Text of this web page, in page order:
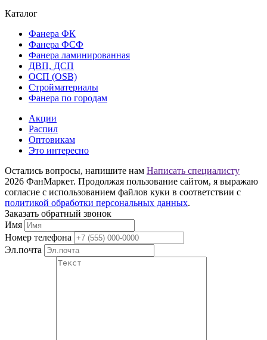
Каталог
Фанера ФК
Фанера ФСФ
Фанера ламинированная
ДВП, ДСП
ОСП (OSB)
Стройматериалы
Фанера по городам
Акции
Распил
Оптовикам
Это интересно
Остались вопросы, напишите нам Написать специалисту
2026 ФанМаркет. Продолжая пользование сайтом, я выражаю
согласие с использованием файлов куки в соответствии с
политикой обработки персональных данных.
Заказать обратный звонок
Имя
Номер телефона
Эл.почта